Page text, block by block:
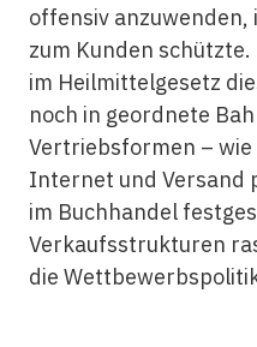
offensiv anzuwenden,
zum Kunden
im Heilmittelgesetz
noch in geordnete
Vertriebsformen –
Internet und Versand
im Buchhandel
Verkaufsstrukturen
die